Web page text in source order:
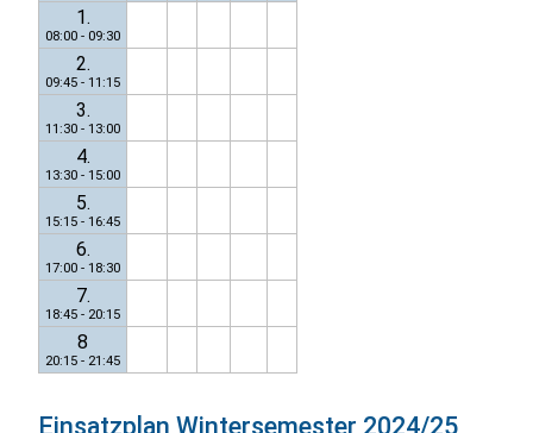
1.
08:00 - 09:30
2.
09:45 - 11:15
3.
11:30 - 13:00
4.
13:30 - 15:00
5.
15:15 - 16:45
6.
17:00 - 18:30
7.
18:45 - 20:15
8
20:15 - 21:45
Einsatzplan Wintersemester 2024/25